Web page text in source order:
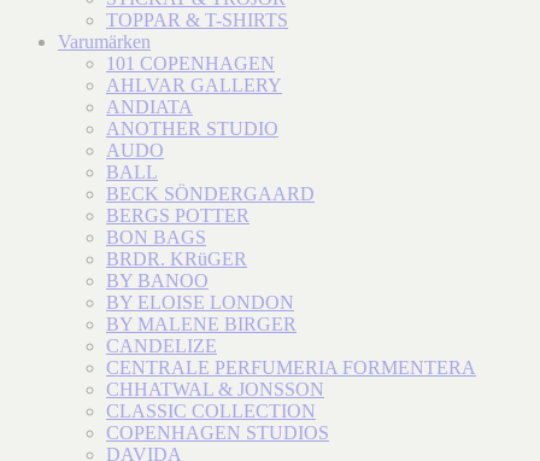
TOPPAR & T-SHIRTS
Varumärken
101 COPENHAGEN
AHLVAR GALLERY
ANDIATA
ANOTHER STUDIO
AUDO
BALL
BECK SÖNDERGAARD
BERGS POTTER
BON BAGS
BRDR. KRüGER
BY BANOO
BY ELOISE LONDON
BY MALENE BIRGER
CANDELIZE
CENTRALE PERFUMERIA FORMENTERA
CHHATWAL & JONSSON
CLASSIC COLLECTION
COPENHAGEN STUDIOS
DAVIDA